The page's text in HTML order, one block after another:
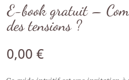
E-book gratuit –
des tensions ?
0,00 €